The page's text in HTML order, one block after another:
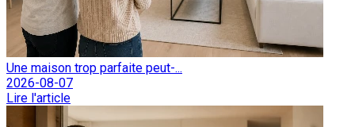
Une maison trop parfaite peut-...
2026-08-07
Lire l'article